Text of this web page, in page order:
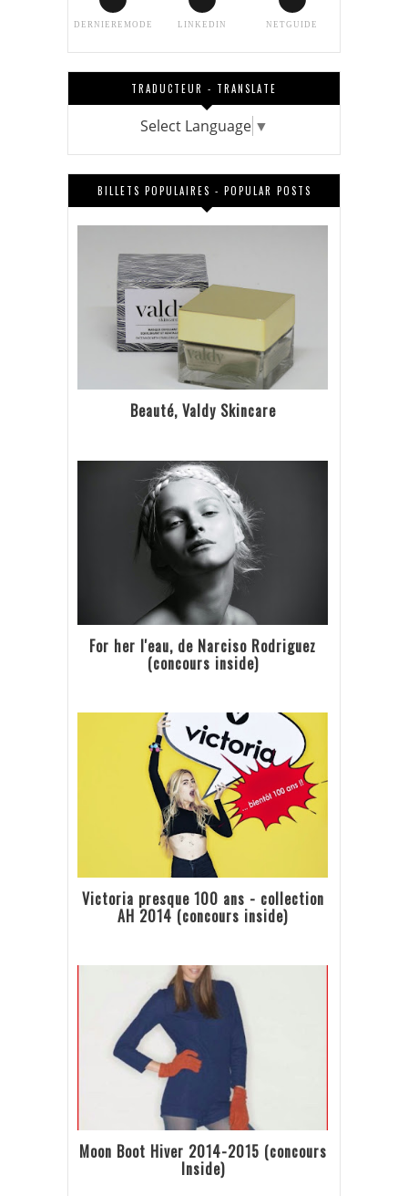
DERNIEREMODE LINKEDIN NETGUIDE
TRADUCTEUR - TRANSLATE
Select Language ▼
BILLETS POPULAIRES - POPULAR POSTS
Beauté, Valdy Skincare
For her l'eau, de Narciso Rodriguez
(concours inside)
Victoria presque 100 ans - collection
AH 2014 (concours inside)
Moon Boot Hiver 2014-2015 (concours
Inside)